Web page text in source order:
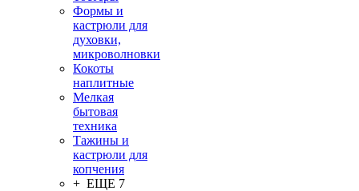
Формы и
кастрюли для
духовки,
микроволновки
Кокоты
наплитные
Мелкая
бытовая
техника
Тажины и
кастрюли для
копчения
+ ЕЩЕ 7